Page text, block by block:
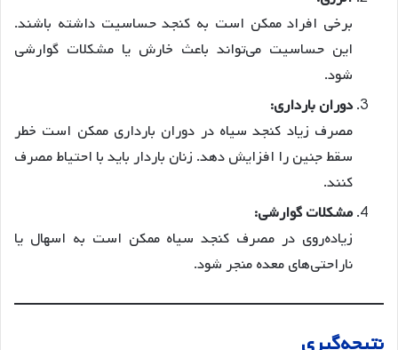
برخی افراد ممکن است به کنجد حساسیت داشته باشند.
این حساسیت می‌تواند باعث خارش یا مشکلات گوارشی
شود.
دوران بارداری:
مصرف زیاد کنجد سیاه در دوران بارداری ممکن است خطر
سقط جنین را افزایش دهد. زنان باردار باید با احتیاط مصرف
کنند.
مشکلات گوارشی:
زیاده‌روی در مصرف کنجد سیاه ممکن است به اسهال یا
ناراحتی‌های معده منجر شود.